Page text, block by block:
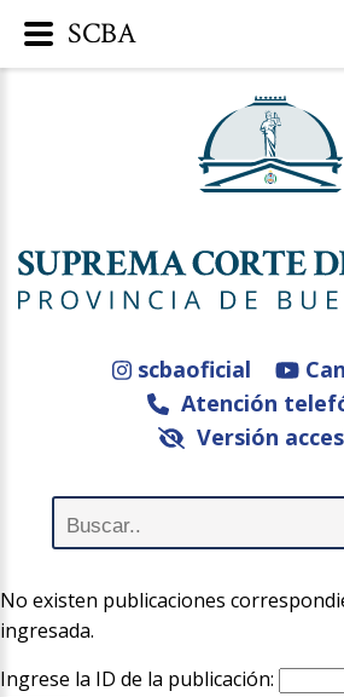
scbaoficial
Atención
Versión
No existen publicaciones
ingresada.
Ingrese la ID de la publicación:
SCBA